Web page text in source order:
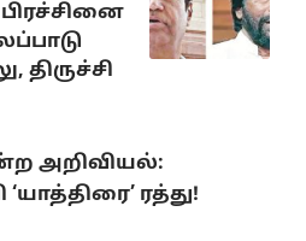
திருச்சி
அறிவியல்:
ரத்து!